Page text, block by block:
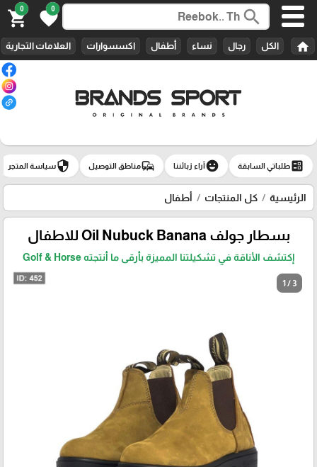
search
0
favorite
0
shopping_cart
home الكل رجال نساء أطفال اكسسوارات العلامات التجارية
ballotطلباتي السابقة emoji_emotionsآراء زبائننا commuteمناطق التوصيل securityسياسة المتجر
الرئيسية كل المنتجات أطفال
بسطار جولف Oil Nubuck Banana للاطفال
إكتشف الأناقة في تشكيلتنا المميزة بأرقى ما أنتجته Golf & Horse
1 / 3